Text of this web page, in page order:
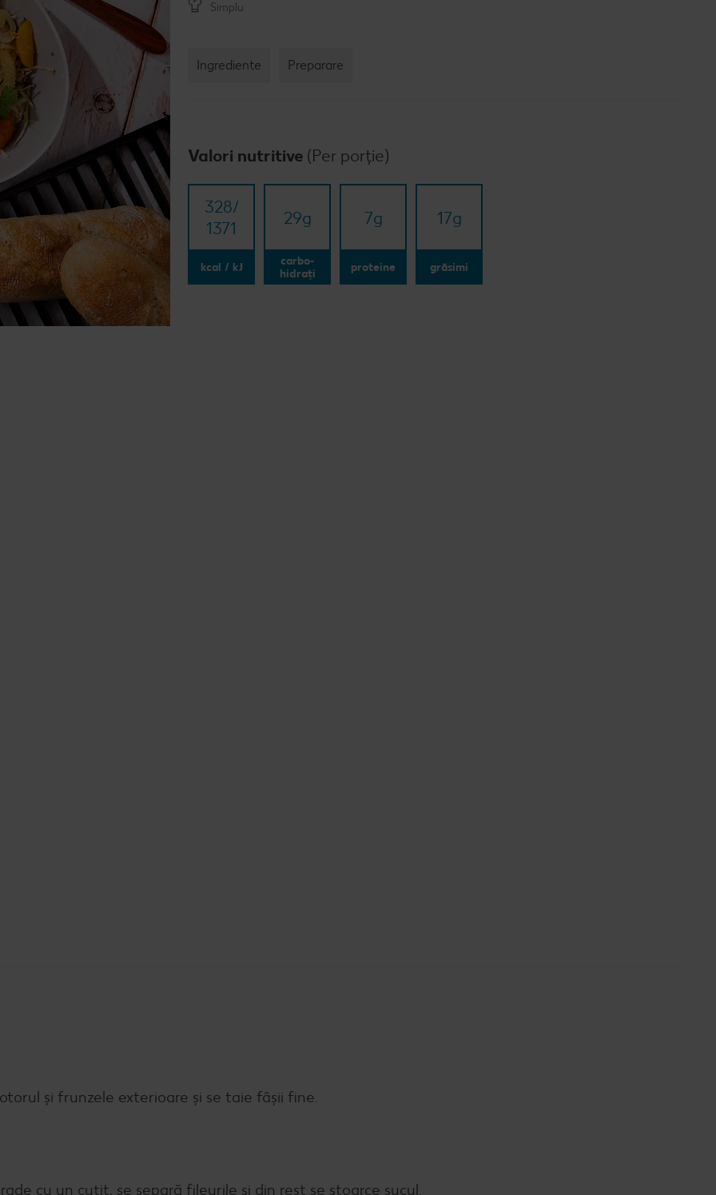
Simplu
Ingrediente Preparare
Valori nutritive (Per porție)
328/​
1371
kcal / kJ
29g
carbo-
hidrați
7g
proteine
17g
grăsimi
și frunzele exterioare și se taie fâșii fine.
cu un cuțit, se separă fileurile și din rest se stoarce sucul.